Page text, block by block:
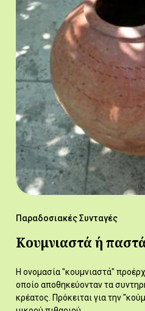
Παραδοσιακές Συνταγές
Κουμνιαστά ή
Η ονομασία "κουμνιαστά"
οποίο αποθηκεύονταν τα
κρέατος. Πρόκειται για την